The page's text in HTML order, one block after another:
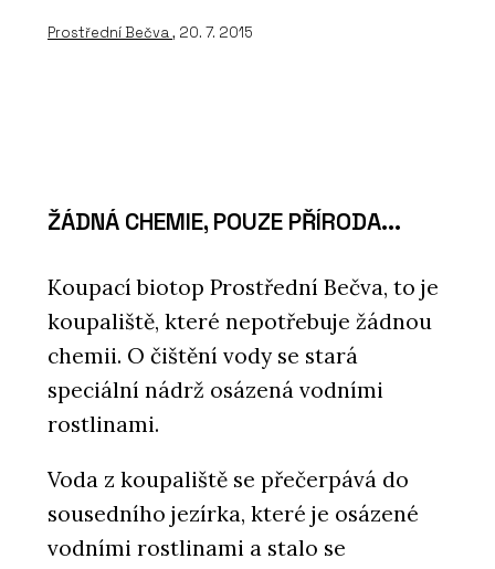
Prostřední Bečva, 20. 7. 2015
ŽÁDNÁ CHEMIE, POUZE PŘÍRODA...
Koupací biotop Prostřední Bečva, to je
koupaliště, které nepotřebuje žádnou
chemii. O čištění vody se stará
speciální nádrž osázená vodními
rostlinami.
Voda z koupaliště se přečerpává do
sousedního jezírka, které je osázené
vodními rostlinami a stalo se